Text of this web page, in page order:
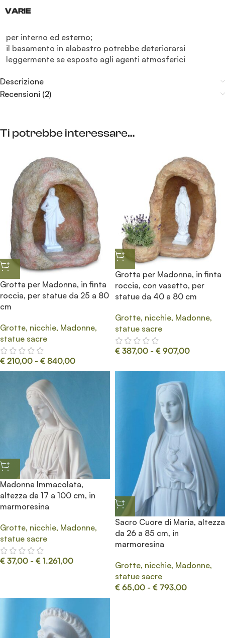
VARIE
per interno ed esterno;
il basamento in alabastro potrebbe deteriorarsi
leggermente se esposto agli agenti atmosferici
Descrizione
Recensioni (2)
Ti potrebbe interessare…
Grotta per Madonna, in finta
roccia, per statue da 25 a 80
cm
Grotte, nicchie, Madonne,
statue sacre
€ 210,00 - € 840,00
Grotta per Madonna, in finta
roccia, con vasetto, per
statue da 40 a 80 cm
Grotte, nicchie, Madonne,
statue sacre
€ 387,00 - € 907,00
Madonna Immacolata,
altezza da 17 a 100 cm, in
marmoresina
Grotte, nicchie, Madonne,
statue sacre
€ 37,00 - € 1.261,00
Sacro Cuore di Maria, altezza
da 26 a 85 cm, in
marmoresina
Grotte, nicchie, Madonne,
statue sacre
€ 65,00 - € 793,00